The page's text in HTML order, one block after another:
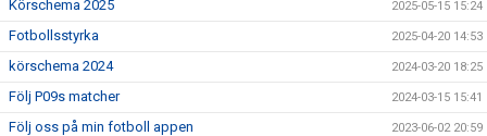
Körschema 2025 2025-05-15 15:24
Fotbollsstyrka 2025-04-20 14:53
körschema 2024 2024-03-20 18:25
Följ P09s matcher 2024-03-15 15:41
Följ oss på min fotboll appen 2023-06-02 20:59